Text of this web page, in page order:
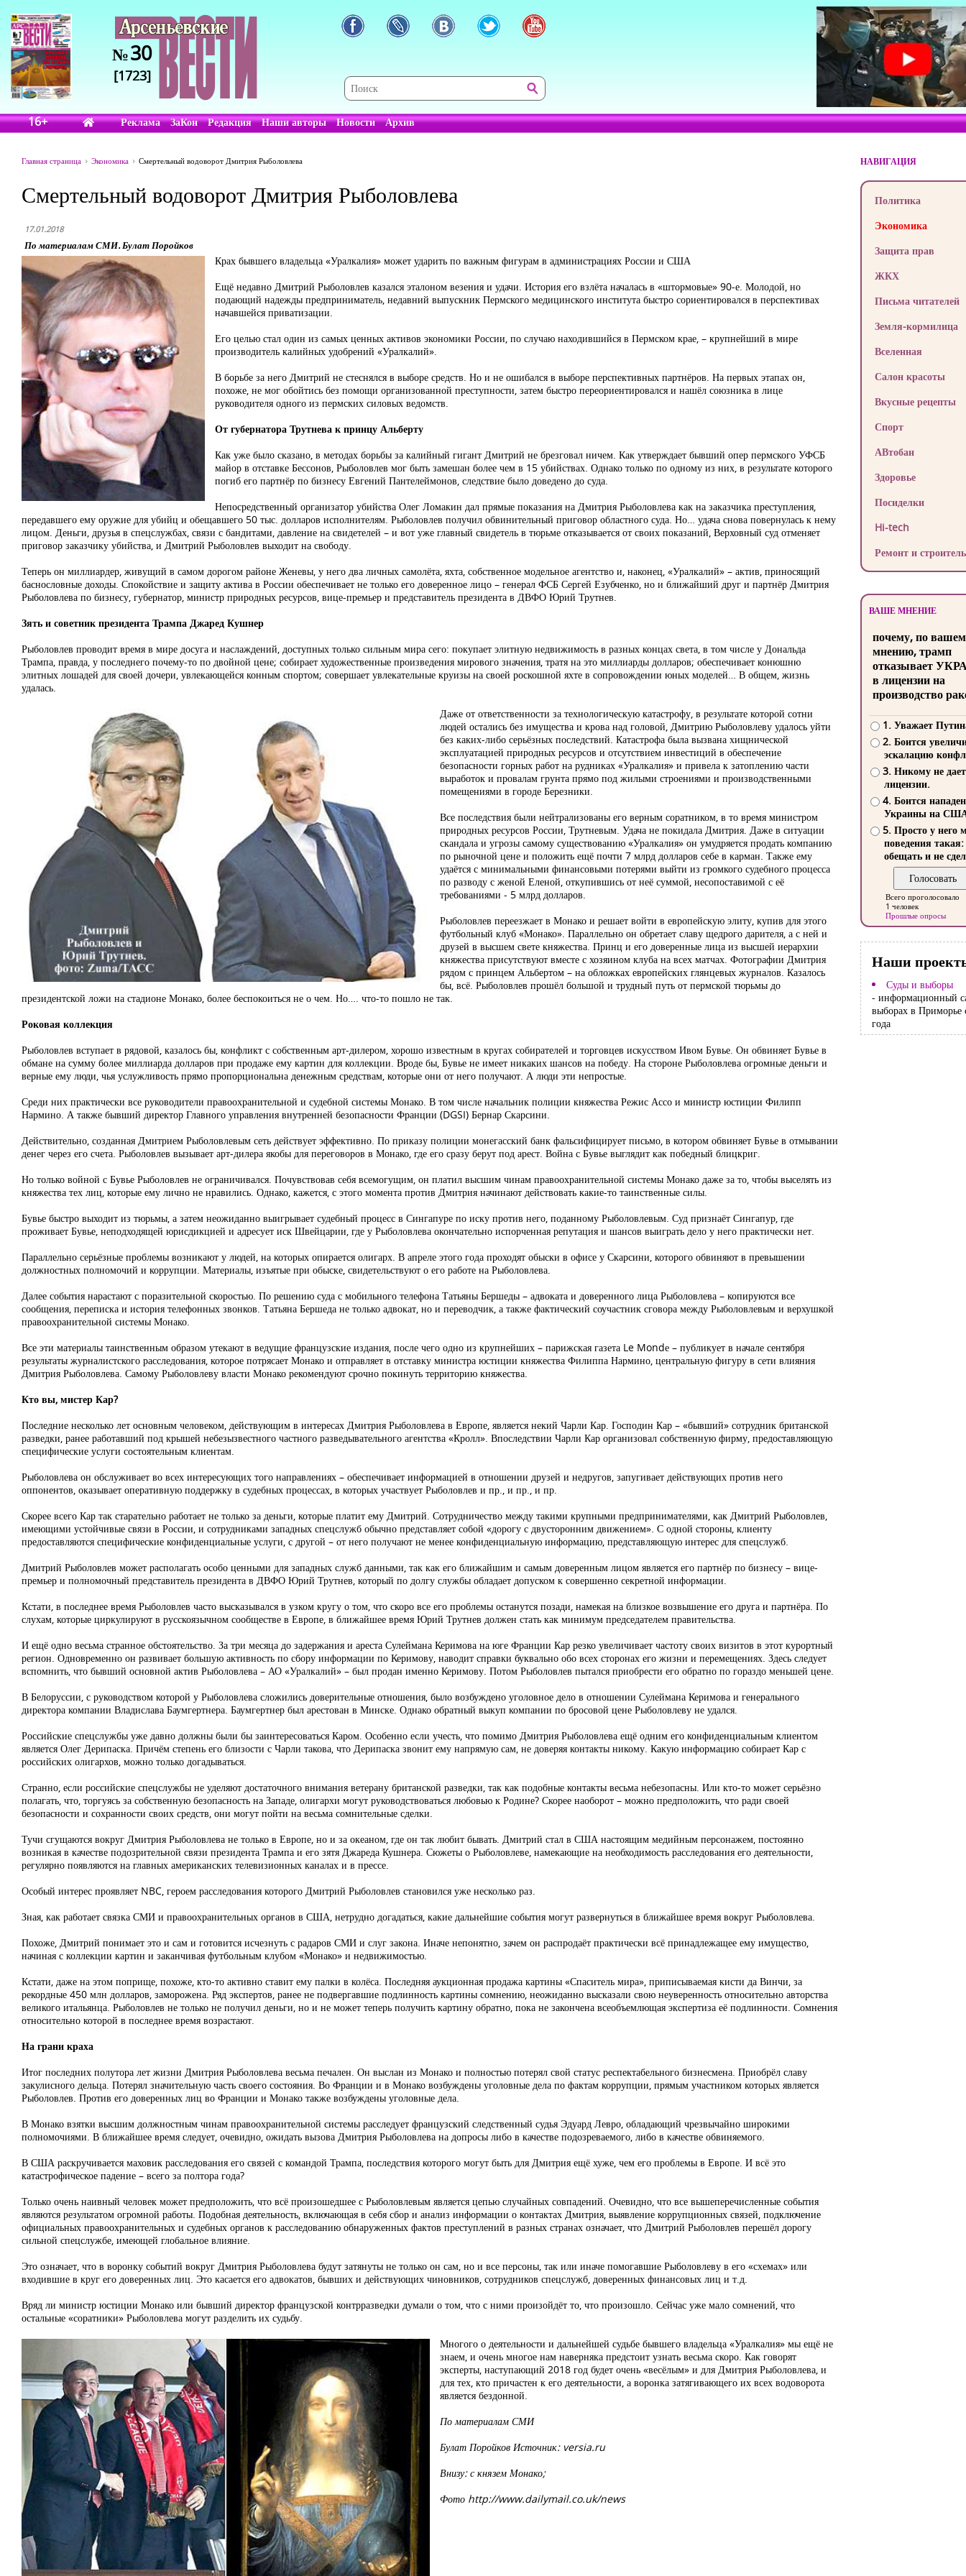
№30
[1723]
16+ Реклама ЗаКон Редакция Наши авторы Новости Архив
Главная страница Экономика Смертельный водоворот Дмитрия Рыболовлева
Смертельный водоворот Дмитрия Рыболовлева
17.01.2018
По материалам СМИ. Булат Поройков
Крах бывшего владельца «Уралкалия» может ударить по важным фигурам в администрациях России и США
Ещё недавно Дмитрий Рыболовлев казался эталоном везения и удачи. История его взлёта началась в «штормовые» 90-е. Молодой, но
подающий надежды предприниматель, недавний выпускник Пермского медицинского института быстро сориентировался в перспективах
начавшейся приватизации.
Его целью стал один из самых ценных активов экономики России, по случаю находившийся в Пермском крае, – крупнейший в мире
производитель калийных удобрений «Уралкалий».
В борьбе за него Дмитрий не стеснялся в выборе средств. Но и не ошибался в выборе перспективных партнёров. На первых этапах он,
похоже, не мог обойтись без помощи организованной преступности, затем быстро переориентировался и нашёл союзника в лице
руководителя одного из пермских силовых ведомств.
От губернатора Трутнева к принцу Альберту
Как уже было сказано, в методах борьбы за калийный гигант Дмитрий не брезговал ничем. Как утверждает бывший опер пермского УФСБ
майор в отставке Бессонов, Рыболовлев мог быть замешан более чем в 15 убийствах. Однако только по одному из них, в результате которого
погиб его партнёр по бизнесу Евгений Пантелеймонов, следствие было доведено до суда.
Непосредственный организатор убийства Олег Ломакин дал прямые показания на Дмитрия Рыболовлева как на заказчика преступления,
передавшего ему оружие для убийц и обещавшего 50 тыс. долларов исполнителям. Рыболовлев получил обвинительный приговор областного суда. Но… удача снова повернулась к нему
лицом. Деньги, друзья в спецслужбах, связи с бандитами, давление на свидетелей – и вот уже главный свидетель в тюрьме отказывается от своих показаний, Верховный суд отменяет
приговор заказчику убийства, и Дмитрий Рыболовлев выходит на свободу.
Теперь он миллиардер, живущий в самом дорогом районе Женевы, у него два личных самолёта, яхта, собственное модельное агентство и, наконец, «Уралкалий» – актив, приносящий
баснословные доходы. Спокойствие и защиту актива в России обеспечивает не только его доверенное лицо – генерал ФСБ Сергей Езубченко, но и ближайший друг и партнёр Дмитрия
Рыболовлева по бизнесу, губернатор, министр природных ресурсов, вице-премьер и представитель президента в ДВФО Юрий Трутнев.
Зять и советник президента Трампа Джаред Кушнер
Рыболовлев проводит время в мире досуга и наслаждений, доступных только сильным мира сего: покупает элитную недвижимость в разных концах света, в том числе у Дональда
Трампа, правда, у последнего почему-то по двойной цене; собирает художественные произведения мирового значения, тратя на это миллиарды долларов; обеспечивает конюшню
элитных лошадей для своей дочери, увлекающейся конным спортом; совершает увлекательные круизы на своей роскошной яхте в сопровождении юных моделей… В общем, жизнь
удалась.
Даже от ответственности за технологическую катастрофу, в результате которой сотни
людей остались без имущества и крова над головой, Дмитрию Рыболовлеву удалось уйти
без каких-либо серьёзных последствий. Катастрофа была вызвана хищнической
эксплуатацией природных ресурсов и отсутствием инвестиций в обеспечение
безопасности горных работ на рудниках «Уралкалия» и привела к затоплению части
выработок и провалам грунта прямо под жилыми строениями и производственными
помещениями в городе Березники.
Все последствия были нейтрализованы его верным соратником, в то время министром
природных ресурсов России, Трутневым. Удача не покидала Дмитрия. Даже в ситуации
скандала и угрозы самому существованию «Уралкалия» он умудряется продать компанию
по рыночной цене и положить ещё почти 7 млрд долларов себе в карман. Также ему
удаётся с минимальными финансовыми потерями выйти из громкого судебного процесса
по разводу с женой Еленой, откупившись от неё суммой, несопоставимой с её
требованиями - 5 млрд долларов.
Рыболовлев переезжает в Монако и решает войти в европейскую элиту, купив для этого
футбольный клуб «Монако». Параллельно он обретает славу щедрого дарителя, а с ней и
друзей в высшем свете княжества. Принц и его доверенные лица из высшей иерархии
княжества присутствуют вместе с хозяином клуба на всех матчах. Фотографии Дмитрия
рядом с принцем Альбертом – на обложках европейских глянцевых журналов. Казалось
бы, всё. Рыболовлев прошёл большой и трудный путь от пермской тюрьмы до
президентской ложи на стадионе Монако, более беспокоиться не о чем. Но…. что-то пошло не так.
Роковая коллекция
Рыболовлев вступает в рядовой, казалось бы, конфликт с собственным арт-дилером, хорошо известным в кругах собирателей и торговцев искусством Ивом Бувье. Он обвиняет Бувье в
обмане на сумму более миллиарда долларов при продаже ему картин для коллекции. Вроде бы, Бувье не имеет никаких шансов на победу. На стороне Рыболовлева огромные деньги и
верные ему люди, чья услужливость прямо пропорциональна денежным средствам, которые они от него получают. А люди эти непростые.
Среди них практически все руководители правоохранительной и судебной системы Монако. В том числе начальник полиции княжества Режис Ассо и министр юстиции Филипп
Нармино. А также бывший директор Главного управления внутренней безопасности Франции (DGSI) Бернар Скарсини.
Действительно, созданная Дмитрием Рыболовлевым сеть действует эффективно. По приказу полиции монегасский банк фальсифицирует письмо, в котором обвиняет Бувье в отмывании
денег через его счета. Рыболовлев вызывает арт-дилера якобы для переговоров в Монако, где его сразу берут под арест. Война с Бувье выглядит как победный блицкриг.
Но только войной с Бувье Рыболовлев не ограничивался. Почувствовав себя всемогущим, он платил высшим чинам правоохранительной системы Монако даже за то, чтобы выселять из
княжества тех лиц, которые ему лично не нравились. Однако, кажется, с этого момента против Дмитрия начинают действовать какие-то таинственные силы.
Бувье быстро выходит из тюрьмы, а затем неожиданно выигрывает судебный процесс в Сингапуре по иску против него, поданному Рыболовлевым. Суд признаёт Сингапур, где
проживает Бувье, неподходящей юрисдикцией и адресует иск Швейцарии, где у Рыболовлева окончательно испорченная репутация и шансов выиграть дело у него практически нет.
Параллельно серьёзные проблемы возникают у людей, на которых опирается олигарх. В апреле этого года проходят обыски в офисе у Скарсини, которого обвиняют в превышении
должностных полномочий и коррупции. Материалы, изъятые при обыске, свидетельствуют о его работе на Рыболовлева.
Далее события нарастают с поразительной скоростью. По решению суда с мобильного телефона Татьяны Бершеды – адвоката и доверенного лица Рыболовлева – копируются все
сообщения, переписка и история телефонных звонков. Татьяна Бершеда не только адвокат, но и переводчик, а также фактический соучастник сговора между Рыболовлевым и верхушкой
правоохранительной системы Монако.
Все эти материалы таинственным образом утекают в ведущие французские издания, после чего одно из крупнейших – парижская газета Le Mondе – публикует в начале сентября
результаты журналистского расследования, которое потрясает Монако и отправляет в отставку министра юстиции княжества Филиппа Нармино, центральную фигуру в сети влияния
Дмитрия Рыболовлева. Самому Рыболовлеву власти Монако рекомендуют срочно покинуть территорию княжества.
Кто вы, мистер Кар?
Последние несколько лет основным человеком, действующим в интересах Дмитрия Рыболовлева в Европе, является некий Чарли Кар. Господин Кар – «бывший» сотрудник британской
разведки, ранее работавший под крышей небезызвестного частного разведывательного агентства «Кролл». Впоследствии Чарли Кар организовал собственную фирму, предоставляющую
специфические услуги состоятельным клиентам.
Рыболовлева он обслуживает во всех интересующих того направлениях – обеспечивает информацией в отношении друзей и недругов, запугивает действующих против него
оппонентов, оказывает оперативную поддержку в судебных процессах, в которых участвует Рыболовлев и пр., и пр., и пр.
Скорее всего Кар так старательно работает не только за деньги, которые платит ему Дмитрий. Сотрудничество между такими крупными предпринимателями, как Дмитрий Рыболовлев,
имеющими устойчивые связи в России, и сотрудниками западных спецслужб обычно представляет собой «дорогу с двусторонним движением». С одной стороны, клиенту
предоставляются специфические конфиденциальные услуги, с другой – от него получают не менее конфиденциальную информацию, представляющую интерес для спецслужб.
Дмитрий Рыболовлев может располагать особо ценными для западных служб данными, так как его ближайшим и самым доверенным лицом является его партнёр по бизнесу – вице-
премьер и полномочный представитель президента в ДВФО Юрий Трутнев, который по долгу службы обладает допуском к совершенно секретной информации.
Кстати, в последнее время Рыболовлев часто высказывался в узком кругу о том, что скоро все его проблемы останутся позади, намекая на близкое возвышение его друга и партнёра. По
слухам, которые циркулируют в русскоязычном сообществе в Европе, в ближайшее время Юрий Трутнев должен стать как минимум председателем правительства.
И ещё одно весьма странное обстоятельство. За три месяца до задержания и ареста Сулеймана Керимова на юге Франции Кар резко увеличивает частоту своих визитов в этот курортный
регион. Одновременно он развивает большую активность по сбору информации по Керимову, наводит справки буквально обо всех сторонах его жизни и перемещениях. Здесь следует
вспомнить, что бывший основной актив Рыболовлева – АО «Уралкалий» – был продан именно Керимову. Потом Рыболовлев пытался приобрести его обратно по гораздо меньшей цене.
В Белоруссии, с руководством которой у Рыболовлева сложились доверительные отношения, было возбуждено уголовное дело в отношении Сулеймана Керимова и генерального
директора компании Владислава Баумгертнера. Баумгертнер был арестован в Минске. Однако обратный выкуп компании по бросовой цене Рыболовлеву не удался.
Российские спецслужбы уже давно должны были бы заинтересоваться Каром. Особенно если учесть, что помимо Дмитрия Рыболовлева ещё одним его конфиденциальным клиентом
является Олег Дерипаска. Причём степень его близости с Чарли такова, что Дерипаска звонит ему напрямую сам, не доверяя контакты никому. Какую информацию собирает Кар с
российских олигархов, можно только догадываться.
Странно, если российские спецслужбы не уделяют достаточного внимания ветерану британской разведки, так как подобные контакты весьма небезопасны. Или кто-то может серьёзно
полагать, что, торгуясь за собственную безопасность на Западе, олигархи могут руководствоваться любовью к Родине? Скорее наоборот – можно предположить, что ради своей
безопасности и сохранности своих средств, они могут пойти на весьма сомнительные сделки.
Тучи сгущаются вокруг Дмитрия Рыболовлева не только в Европе, но и за океаном, где он так любит бывать. Дмитрий стал в США настоящим медийным персонажем, постоянно
возникая в качестве подозрительной связи президента Трампа и его зятя Джареда Кушнера. Сюжеты о Рыболовлеве, намекающие на необходимость расследования его деятельности,
регулярно появляются на главных американских телевизионных каналах и в прессе.
Особый интерес проявляет NBC, героем расследования которого Дмитрий Рыболовлев становился уже несколько раз.
Зная, как работает связка СМИ и правоохранительных органов в США, нетрудно догадаться, какие дальнейшие события могут развернуться в ближайшее время вокруг Рыболовлева.
Похоже, Дмитрий понимает это и сам и готовится исчезнуть с радаров СМИ и слуг закона. Иначе непонятно, зачем он распродаёт практически всё принадлежащее ему имущество,
начиная с коллекции картин и заканчивая футбольным клубом «Монако» и недвижимостью.
Кстати, даже на этом поприще, похоже, кто-то активно ставит ему палки в колёса. Последняя аукционная продажа картины «Спаситель мира», приписываемая кисти да Винчи, за
рекордные 450 млн долларов, заморожена. Ряд экспертов, ранее не подвергавшие подлинность картины сомнению, неожиданно высказали свою неуверенность относительно авторства
великого итальянца. Рыболовлев не только не получил деньги, но и не может теперь получить картину обратно, пока не закончена всеобъемлющая экспертиза её подлинности. Сомнения
относительно которой в последнее время возрастают.
На грани краха
Итог последних полутора лет жизни Дмитрия Рыболовлева весьма печален. Он выслан из Монако и полностью потерял свой статус респектабельного бизнесмена. Приобрёл славу
закулисного дельца. Потерял значительную часть своего состояния. Во Франции и в Монако возбуждены уголовные дела по фактам коррупции, прямым участником которых является
Рыболовлев. Против его доверенных лиц во Франции и Монако также возбуждены уголовные дела.
В Монако взятки высшим должностным чинам правоохранительной системы расследует французский следственный судья Эдуард Левро, обладающий чрезвычайно широкими
полномочиями. В ближайшее время следует, очевидно, ожидать вызова Дмитрия Рыболовлева на допросы либо в качестве подозреваемого, либо в качестве обвиняемого.
В США раскручивается маховик расследования его связей с командой Трампа, последствия которого могут быть для Дмитрия ещё хуже, чем его проблемы в Европе. И всё это
катастрофическое падение – всего за полтора года?
Только очень наивный человек может предположить, что всё произошедшее с Рыболовлевым является цепью случайных совпадений. Очевидно, что все вышеперечисленные события
являются результатом огромной работы. Подобная деятельность, включающая в себя сбор и анализ информации о контактах Дмитрия, выявление коррупционных связей, подключение
официальных правоохранительных и судебных органов к расследованию обнаруженных фактов преступлений в разных странах означает, что Дмитрий Рыболовлев перешёл дорогу
сильной спецслужбе, имеющей глобальное влияние.
Это означает, что в воронку событий вокруг Дмитрия Рыболовлева будут затянуты не только он сам, но и все персоны, так или иначе помогавшие Рыболовлеву в его «схемах» или
входившие в круг его доверенных лиц. Это касается его адвокатов, бывших и действующих чиновников, сотрудников спецслужб, доверенных финансовых лиц и т.д.
Вряд ли министр юстиции Монако или бывший директор французской контрразведки думали о том, что с ними произойдёт то, что произошло. Сейчас уже мало сомнений, что
остальные «соратники» Рыболовлева могут разделить их судьбу.
Многого о деятельности и дальнейшей судьбе бывшего владельца «Уралкалия» мы ещё не
знаем, и очень многое нам наверняка предстоит узнать весьма скоро. Как говорят
эксперты, наступающий 2018 год будет очень «весёлым» и для Дмитрия Рыболовлева, и
для тех, кто причастен к его деятельности, а воронка затягивающего их всех водоворота
является бездонной.
По материалам СМИ
Булат Поройков Источник: versia.ru
Внизу: с князем Монако;
Фото http://www.dailymail.co.uk/news
НАВИГАЦИЯ
Политика
Экономика
Защита прав
ЖКХ
Письма читателей
Земля-кормилица
Вселенная
Салон красоты
Вкусные рецепты
Спорт
АВтобан
Здоровье
Посиделки
Hi-tech
Ремонт и
ВАШЕ МНЕНИЕ
почему, по
мнению, трамп
отказывает
в лицензии на
производство
1. Уважает
2. Боится
эскалацию
3. Никому не
лицензии.
4. Боится
Украины на
5. Просто у него
поведения такая:
обещать и не
Всего проголосовало
1 человек
Прошлые опросы
Наши
Суды и выборы
- информационный
выборах в Приморье
года